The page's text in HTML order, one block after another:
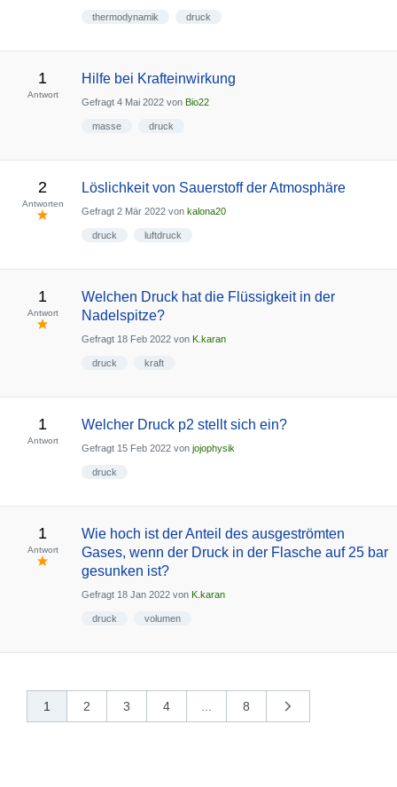
thermodynamik druck
1
Antwort
Hilfe bei Krafteinwirkung
Gefragt 4 Mai 2022 von Bio22
masse druck
2
Antworten
Löslichkeit von Sauerstoff der Atmosphäre
Gefragt 2 Mär 2022 von kalona20
druck luftdruck
1
Antwort
Welchen Druck hat die Flüssigkeit in der
Nadelspitze?
Gefragt 18 Feb 2022 von K.karan
druck kraft
1
Antwort
Welcher Druck p2 stellt sich ein?
Gefragt 15 Feb 2022 von jojophysik
druck
1
Antwort
Wie hoch ist der Anteil des ausgeströmten
Gases, wenn der Druck in der Flasche auf 25 bar
gesunken ist?
Gefragt 18 Jan 2022 von K.karan
druck volumen
1 2 3 4 8